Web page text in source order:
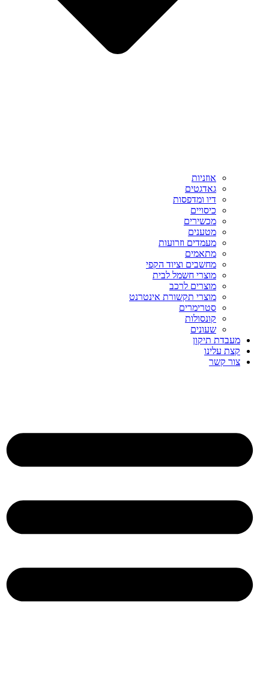
אוזניות
גאדגטים
דיו ומדפסות
כיסויים
מכשירים
מטענים
מעמדים וזרועות
מתאמים
מחשבים וציוד הקפי
מוצרי חשמל לבית
מוצרים לרכב
מוצרי תקשורת אינטרנט
סטרימרים
קונסולות
שעונים
מעבדת תיקון
קצת עלינו
צור קשר